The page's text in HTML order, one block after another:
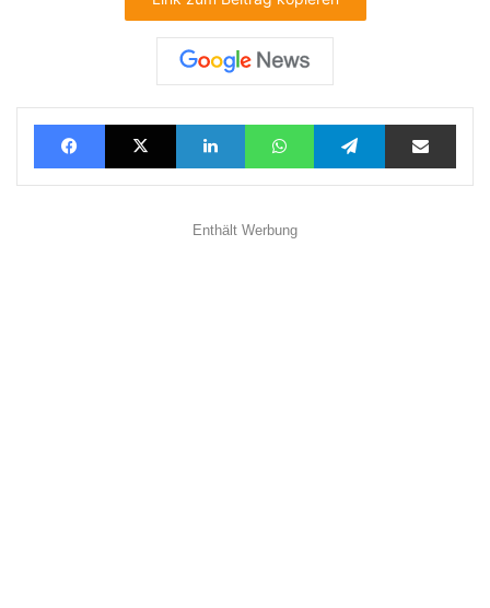
FacebookX LinkedInWhatsAppTelegramTeilen via E-Mail
Enthält Werbung